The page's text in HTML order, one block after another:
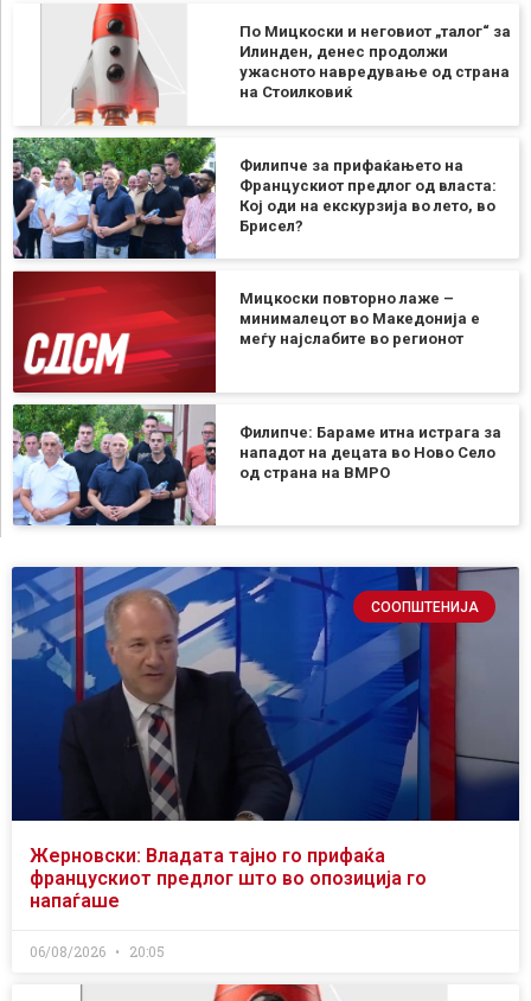
По Мицкоски и неговиот „талог“ за
Илинден, денес продолжи
ужасното навредување од страна
на Стоилковиќ
Филипче за прифаќањето на
Францускиот предлог од власта:
Кој оди на екскурзија во лето, во
Брисел?
Мицкоски повторно лаже –
минималецот во Македонија е
меѓу најслабите во регионот
Филипче: Бараме итна истрага за
нападот на децата во Ново Село
од страна на ВМРО
СООПШТЕНИЈА
Жерновски: Владата тајно го прифаќа
францускиот предлог што во опозиција го
напаѓаше
06/08/2026 20:05